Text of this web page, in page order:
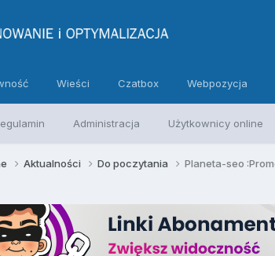
Administracja Użytkownicy online
Wieści Czatbox Webpozycja
Aktualności Do poczytania Planeta-seo